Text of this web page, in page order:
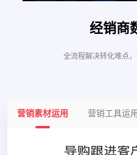
经销商
全流程解决转化难点
营销素材运用 营销工具运用